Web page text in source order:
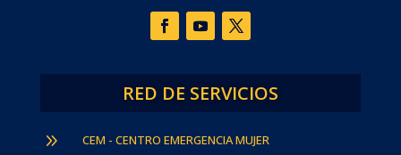
RED DE SERVICIOS
9 CEM - CENTRO EMERGENCIA MUJER